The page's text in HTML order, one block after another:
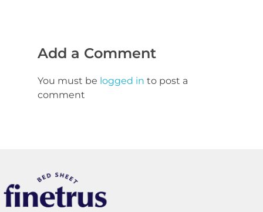
Add a Comment
You must be logged in to post a
comment